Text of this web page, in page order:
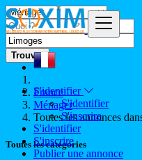
S'identifier
S'identifier
S'inscrire
S'identifier
S'inscrire
Publier une annonce
Trouver
France
Ménager
Toutes les annonces
Toutes les catégories